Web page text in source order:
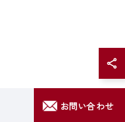
お問い合わせ